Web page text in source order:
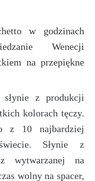
w godzinach
Wenecji
na przepiękne
z produkcji
kolorach tęczy.
z 10 najbardziej
Słynie z
wytwarzanej na
wolny na spacer,